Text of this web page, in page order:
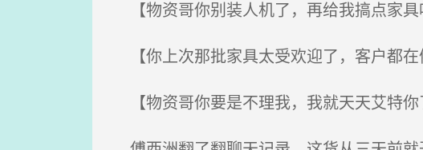
【物资哥你别装人机了，再给我搞点家具
【你上次那批家具太受欢迎了，客户都
【物资哥你要是不理我，我就天天艾特你